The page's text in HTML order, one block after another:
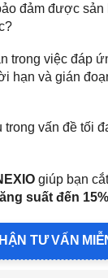
đảm được
trong việc đáp
hạn và gián
trong vấn đề tối
giúp bạn
suất đến
TƯ VẤN